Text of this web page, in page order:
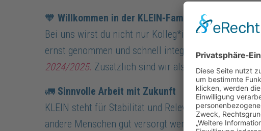
🧡 Willkommen in der KLEIN-Familie
Bei uns wirst du nicht nur Kolleg*in – du wirst Teil
ernst genommen und schnell integriert. Das
2024/2025. Zusätzlich sind wir als
🚛 Sinnvolle Arbeit mit Zukunft
KLEIN steht für Stabilität und Relevanz – gerade in
andere Menschen gut versorgt werden können.